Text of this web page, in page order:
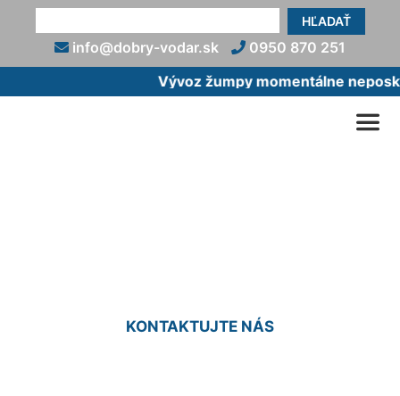
HĽADAŤ
info@dobry-vodar.sk
0950 870 251
Vývoz žumpy momentálne
KONTAKTUJTE NÁS